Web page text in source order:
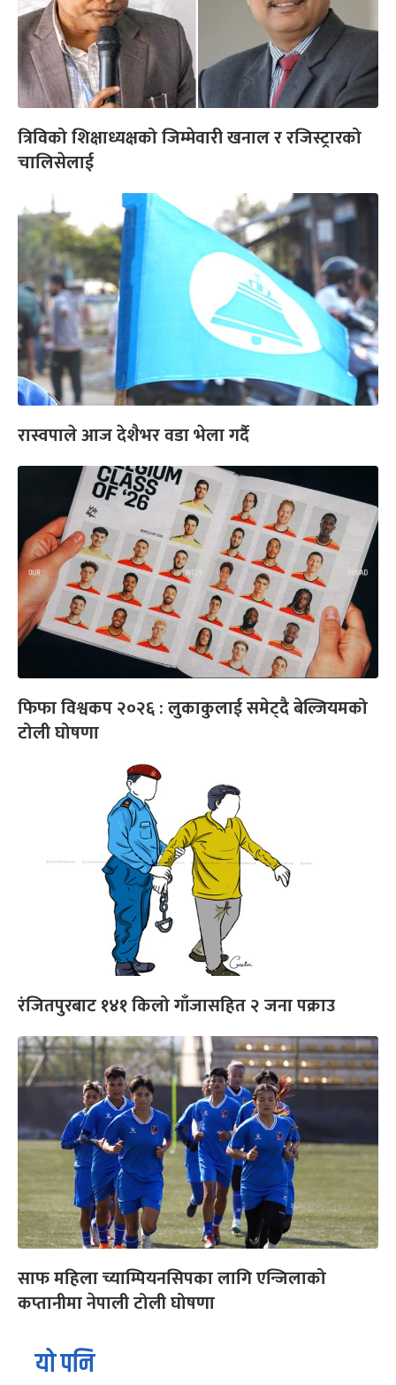
त्रिविको शिक्षाध्यक्षको जिम्मेवारी खनाल र रजिस्ट्रारको
चालिसेलाई
रास्वपाले आज देशैभर वडा भेला गर्दै
फिफा विश्वकप २०२६ : लुकाकुलाई समेट्दै बेल्जियमको
टोली घोषणा
रंजितपुरबाट १४१ किलो गाँजासहित २ जना पक्राउ
साफ महिला च्याम्पियनसिपका लागि एन्जिलाको
कप्तानीमा नेपाली टोली घोषणा
यो पनि